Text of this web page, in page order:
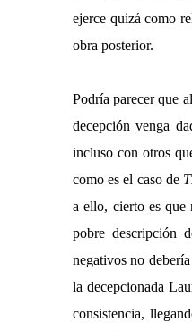
ejerce quizá como
obra posterior.
Podría parecer que
decepción venga
incluso con otros
como es el caso de
a ello, cierto es que
pobre descripción
negativos no
la decepcionada
consistencia,